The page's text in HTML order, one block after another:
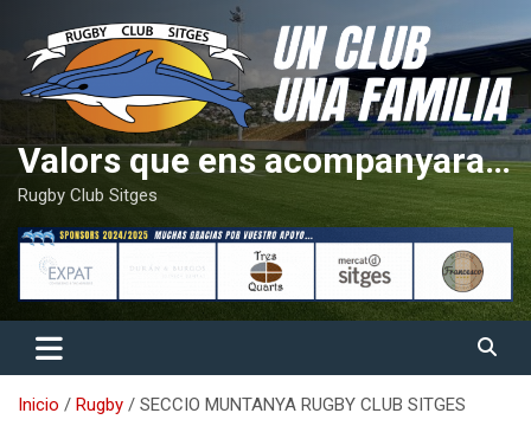
contenido
Valors que ens acompanyaran tota la vida
Rugby Club Sitges
Inicio Rugby SECCIO MUNTANYA RUGBY CLUB SITGES